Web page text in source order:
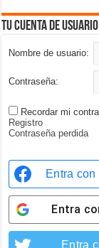
Tu cuenta de usuario
Nombre de usuario:
Contraseña:
Recordar mi
Registro
Contraseña perdida
Entra con
Entra
Entra